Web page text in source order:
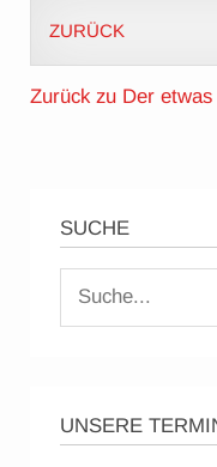
ZURÜCK
Zurück zu Der
SUCHE
UNSERE